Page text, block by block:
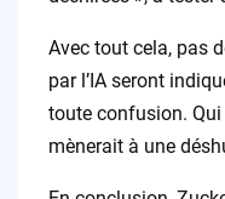
Avec tout cela, pas
par l’IA seront
toute confusion.
mènerait à une